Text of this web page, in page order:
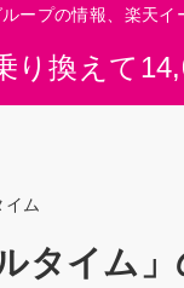
り換えて
ープの情報、楽天イ
イム
タイム